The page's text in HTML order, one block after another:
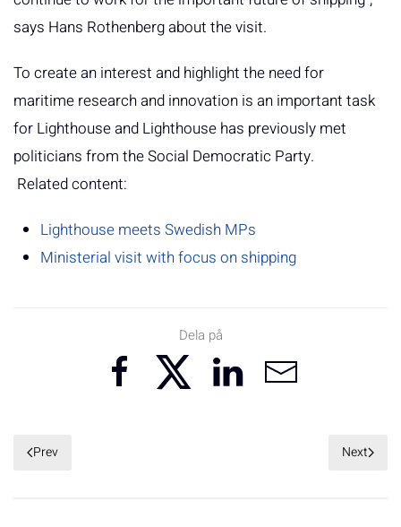
says Hans Rothenberg about the visit.
To create an interest and highlight the need for
maritime research and innovation is an important task
for Lighthouse and Lighthouse has previously met
politicians from the Social Democratic Party.
Related content:
Lighthouse meets Swedish MPs
Ministerial visit with focus on shipping
Dela på
Prev Next